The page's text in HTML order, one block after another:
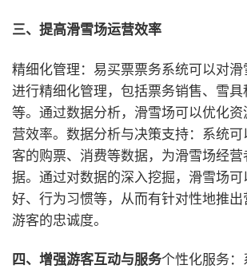
三、提高滑雪场运营效率
精细化管理：易买票票务系统可以对
进行精细化管理，包括票务销售、雪
等。通过数据分析，滑雪场可以优化
营效率。 数据分析与决策支持：系统
客的购票、消费等数据，为滑雪场经
据。通过对数据的深入挖掘，滑雪场
好、行为习惯等，从而有针对性地推
游客的忠诚度。
四、增强游客互动与服务个性化服务